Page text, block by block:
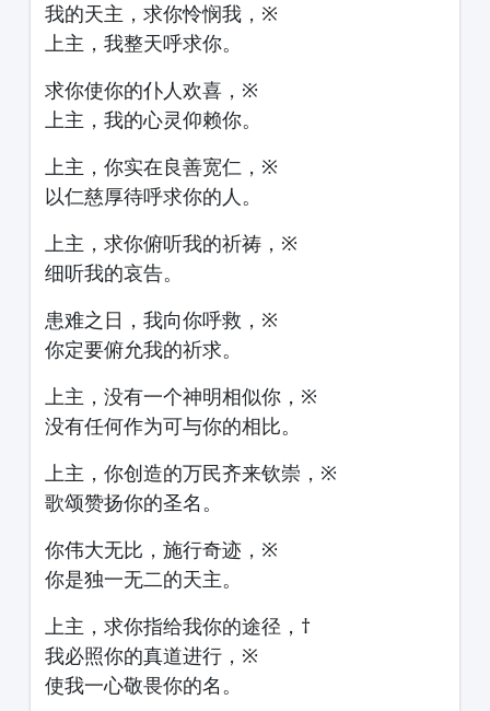
我的天主，求你怜悯我，※
上主，我整天呼求你。
求你使你的仆人欢喜，※
上主，我的心灵仰赖你。
上主，你实在良善宽仁，※
以仁慈厚待呼求你的人。
上主，求你俯听我的祈祷，※
细听我的哀告。
患难之日，我向你呼救，※
你定要俯允我的祈求。
上主，没有一个神明相似你，※
没有任何作为可与你的相比。
上主，你创造的万民齐来钦崇，※
歌颂赞扬你的圣名。
你伟大无比，施行奇迹，※
你是独一无二的天主。
上主，求你指给我你的途径，†
我必照你的真道进行，※
使我一心敬畏你的名。